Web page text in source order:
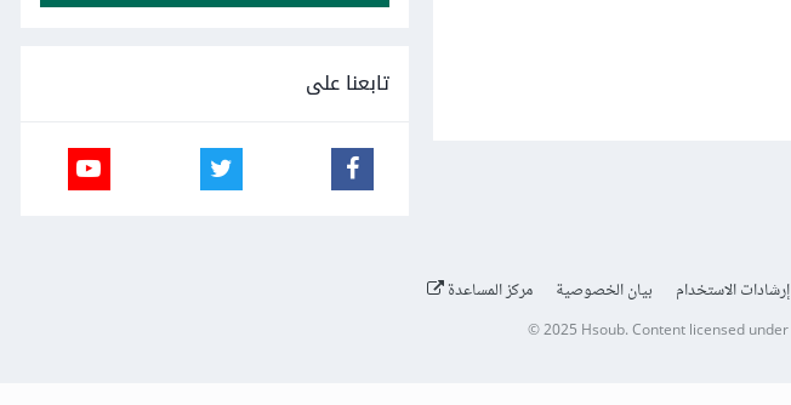
تابعنا على
إرشادات الاستخدام بيان الخصوصية مركز المساعدة
© 2025 Hsoub.Content licensed under